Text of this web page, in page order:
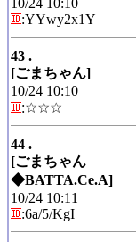
10/24 10:10
:YYwy2x1Y
43 .
[ごまちゃん]
10/24 10:10
:☆☆☆
44 .
[ごまちゃん
◆BATTA.Ce.A]
10/24 10:11
:6a/5/KgI